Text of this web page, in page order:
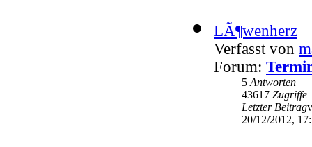
LÃ¶wenherz
Verfasst von
Forum:
5 Antworten
43617 Zugriffe
Letzter Beitrag
20/12/2012,